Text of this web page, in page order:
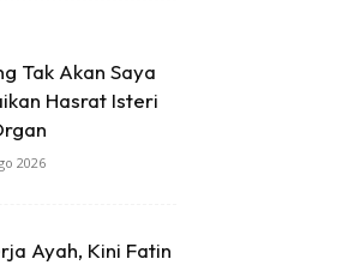
Tak Akan Saya
Hasrat Isteri
2026
Ayah, Kini Fatin